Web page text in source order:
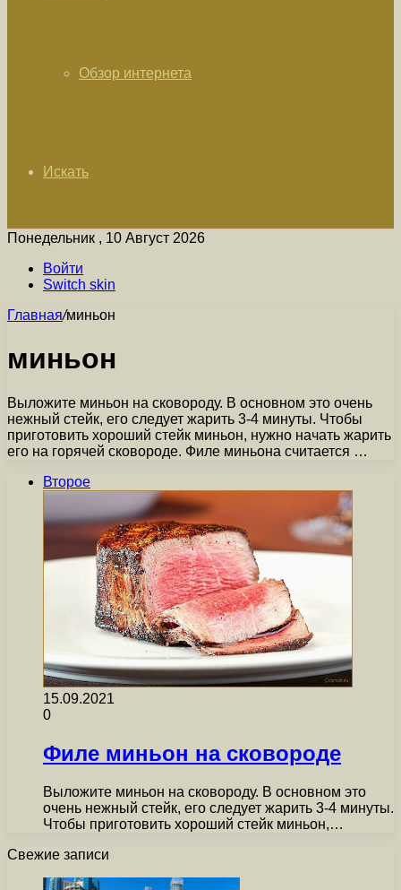
Обзор интернета
Искать
Понедельник , 10 Август 2026
Войти
Switch skin
Главная/миньон
миньон
Выложите миньон на сковороду. В основном это очень
нежный стейк, его следует жарить 3-4 минуты. Чтобы
приготовить хороший стейк миньон, нужно начать жарить
его на горячей сковороде. Филе миньона считается …
Второе
15.09.2021
0
Филе миньон на сковороде
Выложите миньон на сковороду. В основном это
очень нежный стейк, его следует жарить 3-4 минуты.
Чтобы приготовить хороший стейк миньон,…
Свежие записи